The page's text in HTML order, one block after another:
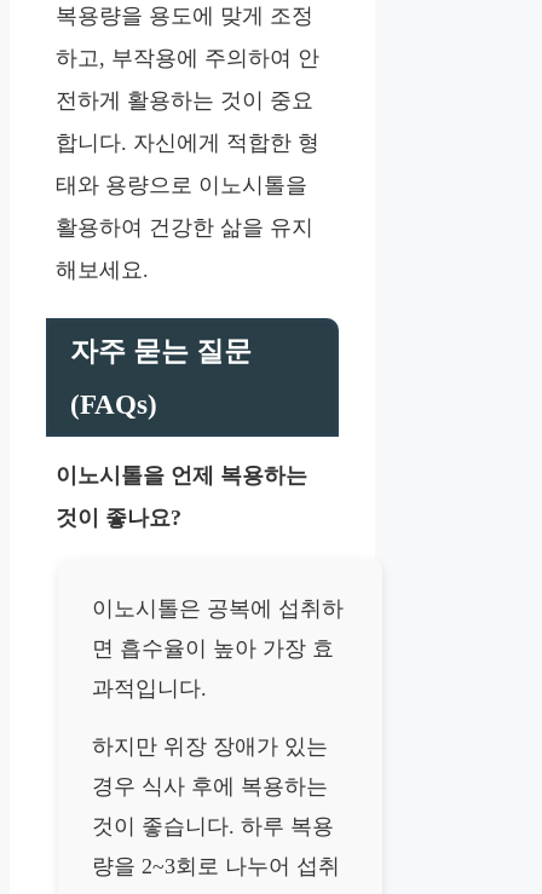
복용량을 용도에 맞게 조정
하고, 부작용에 주의하여 안
전하게 활용하는 것이 중요
합니다. 자신에게 적합한 형
태와 용량으로 이노시톨을
활용하여 건강한 삶을 유지
해보세요.
자주 묻는 질문
(FAQs)
이노시톨을 언제 복용하는
것이 좋나요?
이노시톨은 공복에 섭취하
면 흡수율이 높아 가장 효
과적입니다.
하지만 위장 장애가 있는
경우 식사 후에 복용하는
것이 좋습니다. 하루 복용
량을 2~3회로 나누어 섭취